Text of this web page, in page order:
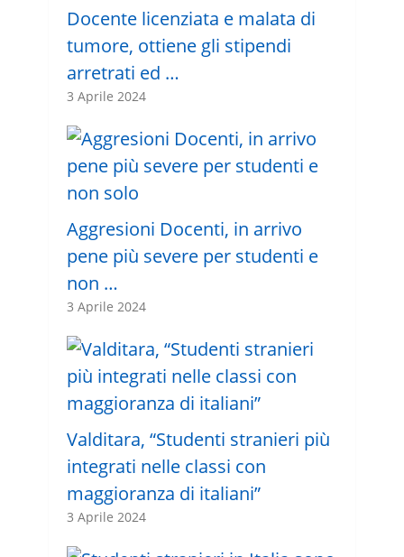
Docente licenziata e malata di
tumore, ottiene gli stipendi
arretrati ed …
3 Aprile 2024
Aggresioni Docenti, in arrivo
pene più severe per studenti e
non …
3 Aprile 2024
Valditara, “Studenti stranieri più
integrati nelle classi con
maggioranza di italiani”
3 Aprile 2024